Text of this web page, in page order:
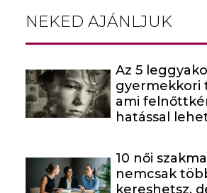
NEKED AJÁNLJUK
Az 5
gyermekkori
ami
hatással
10 női
nemcsak
kereshetsz,